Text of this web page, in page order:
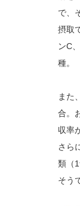
で、
摂取
ンC
種。
また
合。
収率
さら
類（
そう